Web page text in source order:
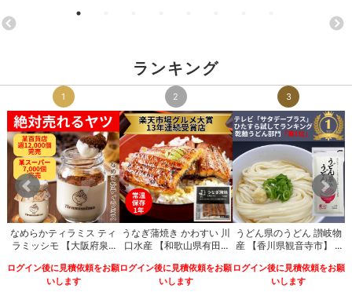
ランキング
1
なめらかティラミス ティ
ラミッシモ 【大阪府泉...
ログイン後に見積依頼をお願
いします
2
うなぎ蒲焼き かわすい 川
口水産 【和歌山県有田...
ログイン後に見積依頼をお願
いします
3
うどん県のうどん 讃岐物
産 【香川県観音寺市】 ...
ログイン後に見積依頼をお願
いします